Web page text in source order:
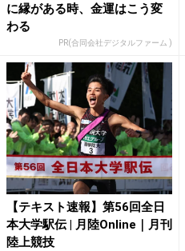
に縁がある時、金運はこう変
わる
PR(合同会社デジタルファーム )
【テキスト速報】第56回全日
本大学駅伝 | 月陸Online｜月刊
陸上競技